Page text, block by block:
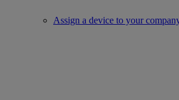
Assign a device to your